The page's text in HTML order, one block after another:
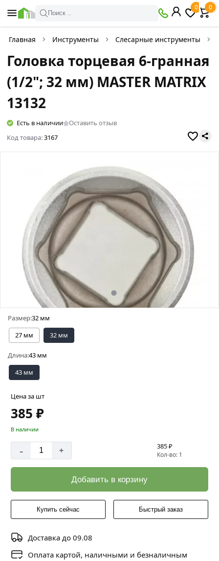
Поиск ..
0 0
Главная Инструменты Слесарные инструменты
Головка торцевая 6-гранная
(1/2"; 32 мм) MASTER MATRIX
13132
Есть в наличии
Оставить отзыв
Код товара:3167
Размер:32 мм
27 мм
32 мм
Длина:43 мм
43 мм
Цена за шт
385 ₽
В наличии
- + 385 ₽
Кол-во: 1
Добавить в корзину
Купить сейчас Быстрый заказ
Доставка до 09.08
Оплата картой, наличными и безналичным